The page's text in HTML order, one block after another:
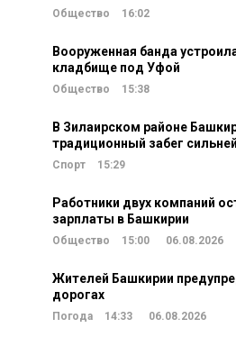
Общество 16:02
Вооруженная банда
кладбище под Уфой
Общество 15:38
В Зилаирском районе
традиционный забег
Спорт 15:29
Работники двух компаний
зарплаты в Башкирии
Общество 15:00 06.08.2026
Жителей Башкирии
дорогах
Погода 14:33 06.08.2026